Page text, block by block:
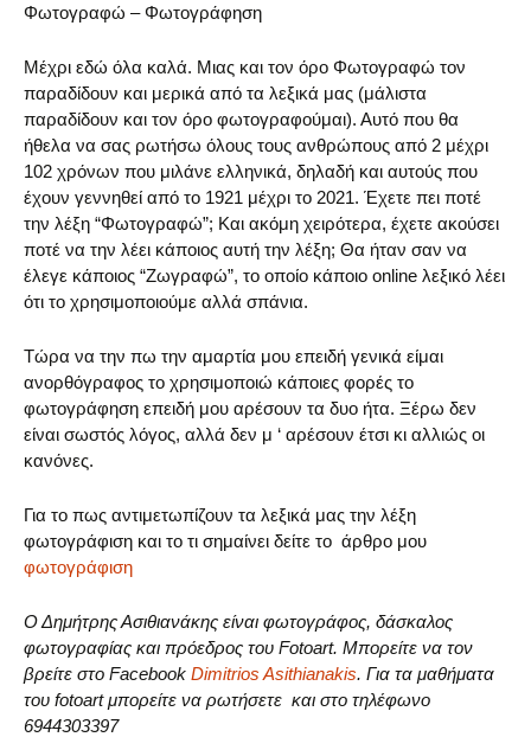
Φωτογραφώ – Φωτογράφηση
Μέχρι εδώ όλα καλά. Μιας και τον όρο Φωτογραφώ τον
παραδίδουν και μερικά από τα λεξικά μας (μάλιστα
παραδίδουν και τον όρο φωτογραφούμαι). Αυτό που θα
ήθελα να σας ρωτήσω όλους τους ανθρώπους από 2 μέχρι
102 χρόνων που μιλάνε ελληνικά, δηλαδή και αυτούς που
έχουν γεννηθεί από το 1921 μέχρι το 2021. Έχετε πει ποτέ
την λέξη “Φωτογραφώ”; Και ακόμη χειρότερα, έχετε ακούσει
ποτέ να την λέει κάποιος αυτή την λέξη; Θα ήταν σαν να
έλεγε κάποιος “Ζωγραφώ”, το οποίο κάποιο online λεξικό λέει
ότι το χρησιμοποιούμε αλλά σπάνια.
Τώρα να την πω την αμαρτία μου επειδή γενικά είμαι
ανορθόγραφος το χρησιμοποιώ κάποιες φορές το
φωτογράφηση επειδή μου αρέσουν τα δυο ήτα. Ξέρω δεν
είναι σωστός λόγος, αλλά δεν μ ‘ αρέσουν έτσι κι αλλιώς οι
κανόνες.
Για το πως αντιμετωπίζουν τα λεξικά μας την λέξη
φωτογράφιση και το τι σημαίνει δείτε το άρθρο μου
φωτογράφιση
Ο Δημήτρης Ασιθιανάκης είναι φωτογράφος, δάσκαλος
φωτογραφίας και πρόεδρος του Fotoart. Μπορείτε να τον
βρείτε στο Facebook Dimitrios Asithianakis. Για τα μαθήματα
του fotoart μπορείτε να ρωτήσετε και στο τηλέφωνο
6944303397